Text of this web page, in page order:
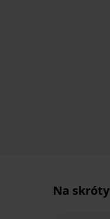
Na skróty